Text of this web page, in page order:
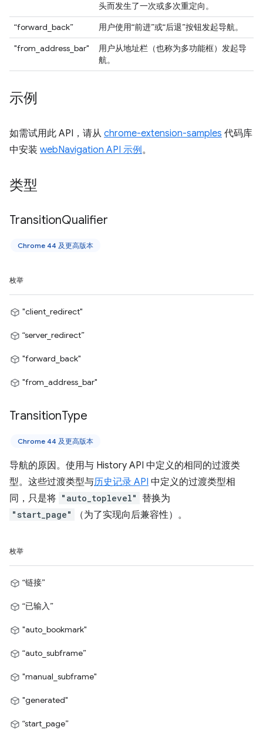
头而发生了一次或多次重定向。
“forward_back”
用户使用“前进”或“后退”按钮发起导航。
"from_address_bar"
用户从地址栏（也称为多功能框）发起导
航。
示例
如需试用此 API，请从 chrome-extension-samples 代码库
中安装 webNavigation API 示例。
类型
TransitionQualifier
Chrome 44 及更高版本
枚举
"client_redirect"
“server_redirect”
"forward_back"
"from_address_bar"
TransitionType
Chrome 44 及更高版本
导航的原因。使用与 History API 中定义的相同的过渡类
型。这些过渡类型与历史记录 API 中定义的过渡类型相
同，只是将 "auto_toplevel" 替换为
"start_page" （为了实现向后兼容性）。
枚举
“链接”
“已输入”
"auto_bookmark"
“auto_subframe”
"manual_subframe"
"generated"
“start_page”